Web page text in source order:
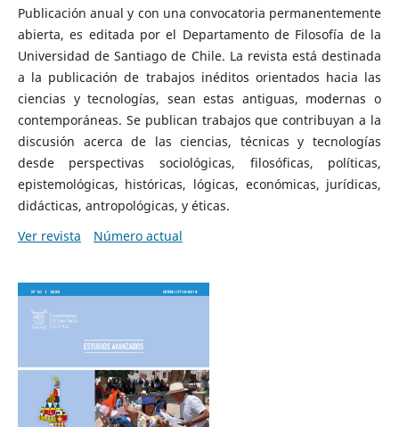
Publicación anual y con una convocatoria permanentemente
abierta, es editada por el Departamento de Filosofía de la
Universidad de Santiago de Chile. La revista está destinada
a la publicación de trabajos inéditos orientados hacia las
ciencias y tecnologías, sean estas antiguas, modernas o
contemporáneas. Se publican trabajos que contribuyan a la
discusión acerca de las ciencias, técnicas y tecnologías
desde perspectivas sociológicas, filosóficas, políticas,
epistemológicas, históricas, lógicas, económicas, jurídicas,
didácticas, antropológicas, y éticas.
Ver revista
Número actual